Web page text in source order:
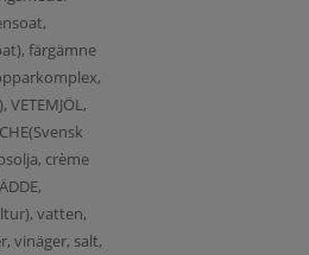
färgämne
crème
vatten,
vinäger, salt,